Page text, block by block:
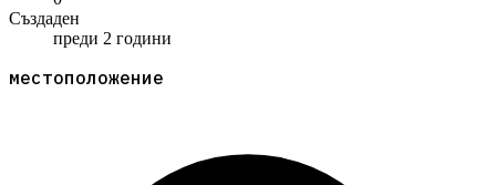
Създаден
преди 2 години
местоположение